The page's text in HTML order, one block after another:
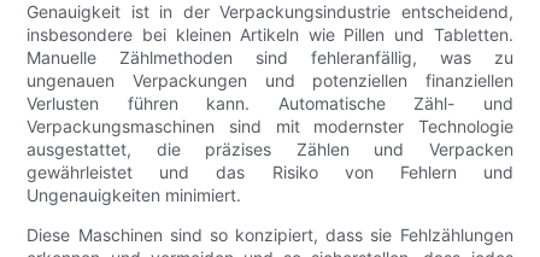
Genauigkeit ist in der Verpackungsindustrie entscheidend,
insbesondere bei kleinen Artikeln wie Pillen und Tabletten.
Manuelle Zählmethoden sind fehleranfällig, was zu
ungenauen Verpackungen und potenziellen finanziellen
Verlusten führen kann. Automatische Zähl- und
Verpackungsmaschinen sind mit modernster Technologie
ausgestattet, die präzises Zählen und Verpacken
gewährleistet und das Risiko von Fehlern und
Ungenauigkeiten minimiert.
Diese Maschinen sind so konzipiert, dass sie Fehlzählungen